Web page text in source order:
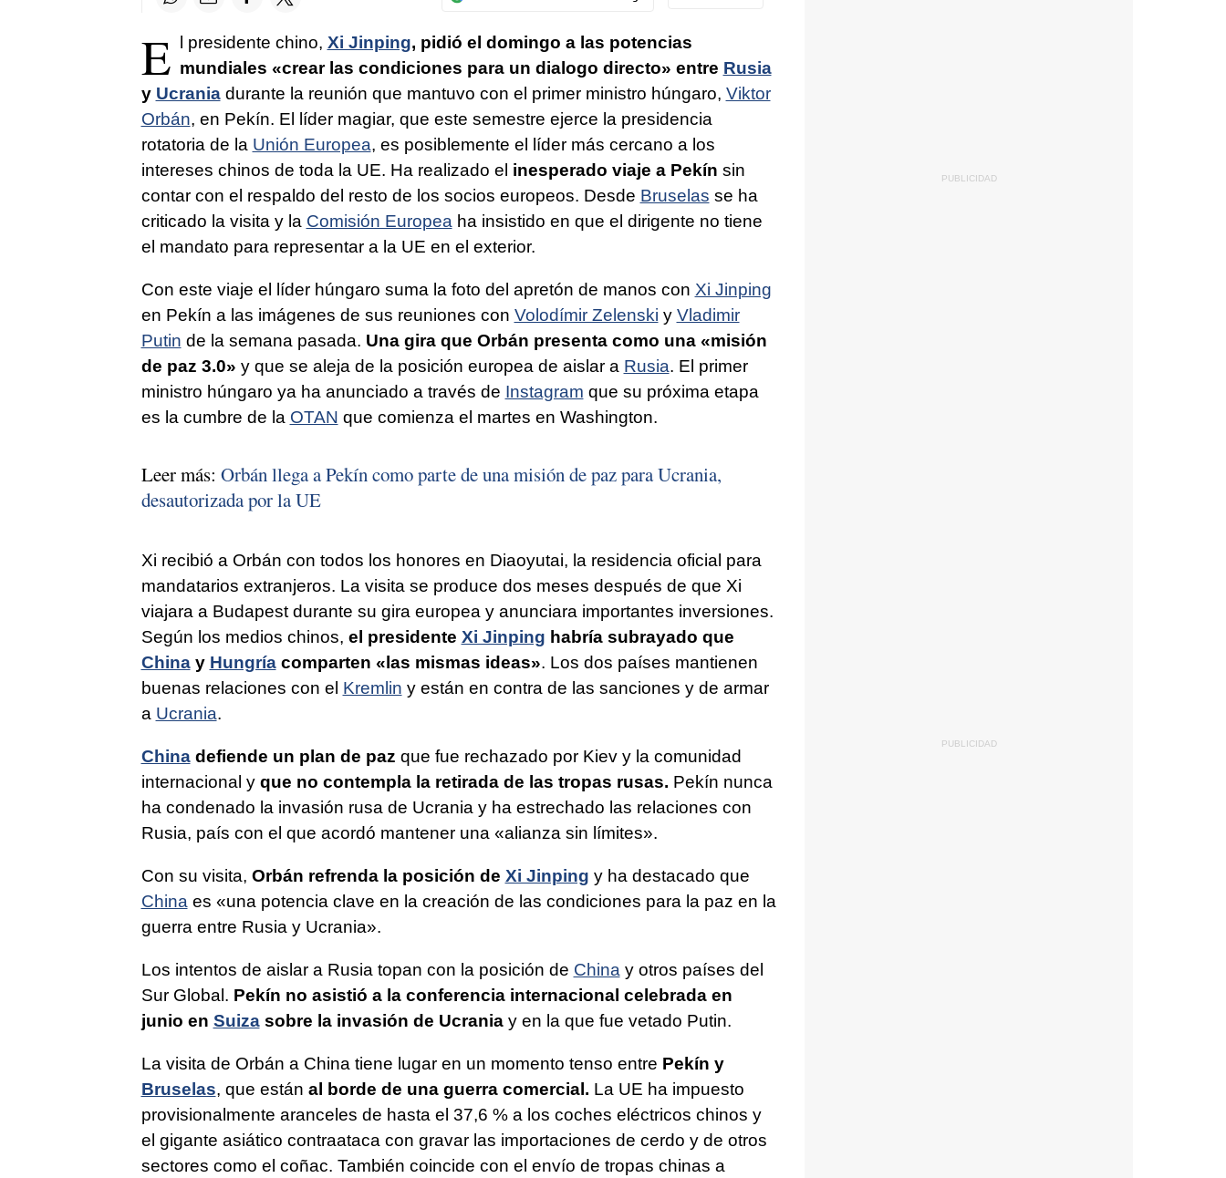
E l presidente chino, Xi Jinping, pidió el domingo a las potencias
mundiales «crear las condiciones para un dialogo directo» entre Rusia
y Ucraniadurante la reunión que mantuvo con el primer ministro húngaro, Viktor
Orbán, en Pekín. El líder magiar, que este semestre ejerce la presidencia
rotatoria de la Unión Europea, es posiblemente el líder más cercano a los
intereses chinos de toda la UE. Ha realizado el inesperado viaje a Pekín sin
contar con el respaldo del resto de los socios europeos. Desde Bruselas se ha
criticado la visita y la Comisión Europea ha insistido en que el dirigente no tiene
el mandato para representar a la UE en el exterior.
Con este viaje el líder húngaro suma la foto del apretón de manos con Xi Jinping
en Pekín a las imágenes de sus reuniones con Volodímir Zelenski y Vladimir
Putin de la semana pasada. Una gira que Orbán presenta como una «misión
de paz 3.0» y que se aleja de la posición europea de aislar a Rusia. El primer
ministro húngaro ya ha anunciado a través de Instagram que su próxima etapa
es la cumbre de la OTAN que comienza el martes en Washington.
Leer más: Orbán llega a Pekín como parte de una misión de paz para Ucrania,
desautorizada por la UE
Xi recibió a Orbán con todos los honores en Diaoyutai, la residencia oficial para
mandatarios extranjeros. La visita se produce dos meses después de que Xi
viajara a Budapest durante su gira europea y anunciara importantes inversiones.
Según los medios chinos, el presidente Xi Jinping habría subrayado que
Chinay Hungríacomparten «las mismas ideas». Los dos países mantienen
buenas relaciones con el Kremlin y están en contra de las sanciones y de armar
a Ucrania.
Chinadefiende un plan de paz que fue rechazado por Kiev y la comunidad
internacional y que no contempla la retirada de las tropas rusas. Pekín nunca
ha condenado la invasión rusa de Ucrania y ha estrechado las relaciones con
Rusia, país con el que acordó mantener una «alianza sin límites».
Con su visita, Orbán refrenda la posición de Xi Jinping y ha destacado que
China es «una potencia clave en la creación de las condiciones para la paz en la
guerra entre Rusia y Ucrania».
Los intentos de aislar a Rusia topan con la posición de China y otros países del
Sur Global. Pekín no asistió a la conferencia internacional celebrada en
junio en Suizasobre la invasión de Ucraniay en la que fue vetado Putin.
La visita de Orbán a China tiene lugar en un momento tenso entre Pekín y
Bruselas, que están al borde de una guerra comercial. La UE ha impuesto
provisionalmente aranceles de hasta el 37,6 % a los coches eléctricos chinos y
el gigante asiático contraataca con gravar las importaciones de cerdo y de otros
sectores como el coñac. También coincide con el envío de tropas chinas a